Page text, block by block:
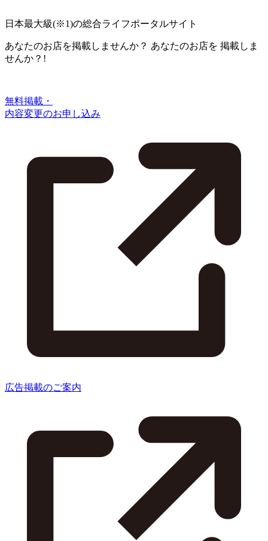
日本最大級(※1)の総合ライフポータルサイト
あなたのお店を掲載しませんか？ あなたのお店を 掲載しま
せんか？!
無料掲載・
内容変更のお申し込み
広告掲載のご案内